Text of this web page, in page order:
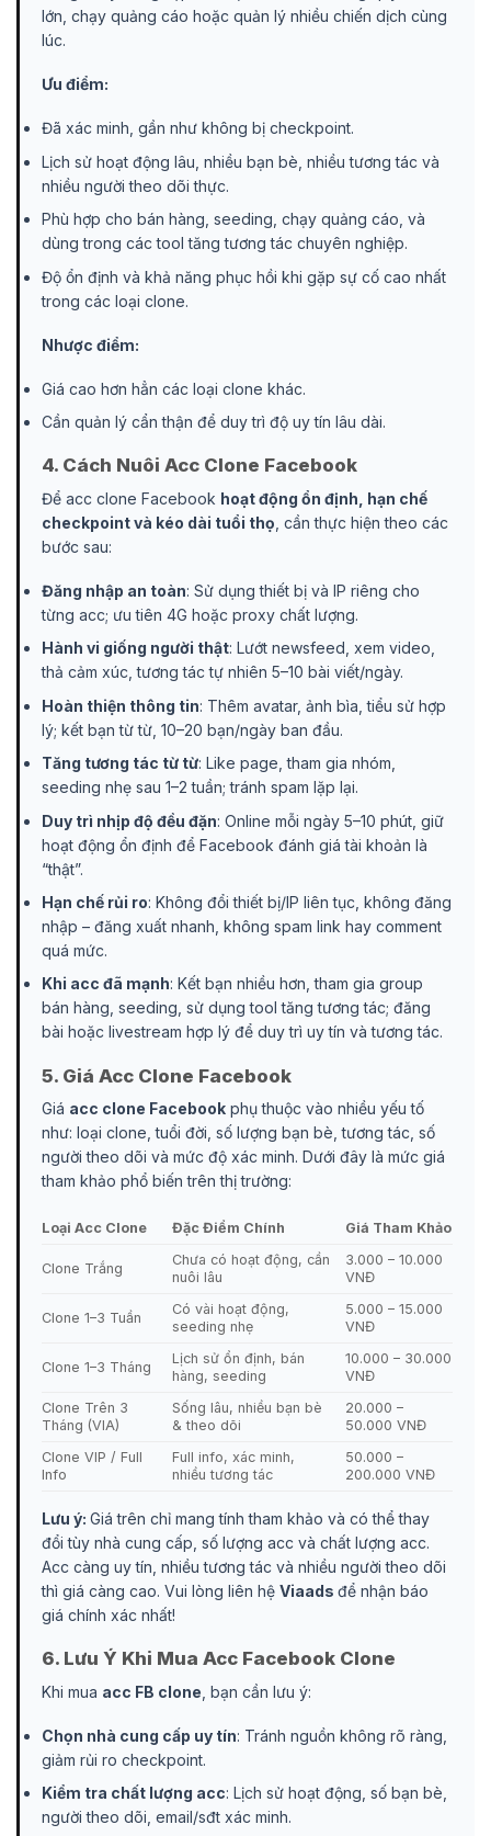
lớn, chạy quảng cáo hoặc quản lý nhiều chiến dịch cùng
lúc.
Ưu điểm:
Đã xác minh, gần như không bị checkpoint.
Lịch sử hoạt động lâu, nhiều bạn bè, nhiều tương tác và
nhiều người theo dõi thực.
Phù hợp cho bán hàng, seeding, chạy quảng cáo, và
dùng trong các tool tăng tương tác chuyên nghiệp.
Độ ổn định và khả năng phục hồi khi gặp sự cố cao nhất
trong các loại clone.
Nhược điểm:
Giá cao hơn hẳn các loại clone khác.
Cần quản lý cẩn thận để duy trì độ uy tín lâu dài.
4. Cách Nuôi Acc Clone Facebook
Để acc clone Facebook hoạt động ổn định, hạn chế
checkpoint và kéo dài tuổi thọ , cần thực hiện theo các
bước sau:
Đăng nhập an toàn: Sử dụng thiết bị và IP riêng cho
từng acc; ưu tiên 4G hoặc proxy chất lượng.
Hành vi giống người thật: Lướt newsfeed, xem video,
thả cảm xúc, tương tác tự nhiên 5–10 bài viết/ngày.
Hoàn thiện thông tin: Thêm avatar, ảnh bìa, tiểu sử hợp
lý; kết bạn từ từ, 10–20 bạn/ngày ban đầu.
Tăng tương tác từ từ: Like page, tham gia nhóm,
seeding nhẹ sau 1–2 tuần; tránh spam lặp lại.
Duy trì nhịp độ đều đặn: Online mỗi ngày 5–10 phút, giữ
hoạt động ổn định để Facebook đánh giá tài khoản là
“thật”.
Hạn chế rủi ro: Không đổi thiết bị/IP liên tục, không đăng
nhập – đăng xuất nhanh, không spam link hay comment
quá mức.
Khi acc đã mạnh: Kết bạn nhiều hơn, tham gia group
bán hàng, seeding, sử dụng tool tăng tương tác; đăng
bài hoặc livestream hợp lý để duy trì uy tín và tương tác.
5. Giá Acc Clone Facebook
Giá acc clone Facebook phụ thuộc vào nhiều yếu tố
như: loại clone, tuổi đời, số lượng bạn bè, tương tác, số
người theo dõi và mức độ xác minh. Dưới đây là mức giá
tham khảo phổ biến trên thị trường:
Loại Acc Clone Đặc Điểm Chính Giá Tham Khảo
Clone Trắng
Chưa có hoạt động, cần
nuôi lâu
3.000 – 10.000
VNĐ
Clone 1–3 Tuần
Có vài hoạt động,
seeding nhẹ
5.000 – 15.000
VNĐ
Clone 1–3 Tháng
Lịch sử ổn định, bán
hàng, seeding
10.000 – 30.000
VNĐ
Clone Trên 3
Tháng (VIA)
Sống lâu, nhiều bạn bè
& theo dõi
20.000 –
50.000 VNĐ
Clone VIP / Full
Info
Full info, xác minh,
nhiều tương tác
50.000 –
200.000 VNĐ
Lưu ý: Giá trên chỉ mang tính tham khảo và có thể thay
đổi tùy nhà cung cấp, số lượng acc và chất lượng acc.
Acc càng uy tín, nhiều tương tác và nhiều người theo dõi
thì giá càng cao. Vui lòng liên hệ Viaads để nhận báo
giá chính xác nhất!
6. Lưu Ý Khi Mua Acc Facebook Clone
Khi mua acc FB clone , bạn cần lưu ý:
Chọn nhà cung cấp uy tín: Tránh nguồn không rõ ràng,
giảm rủi ro checkpoint.
Kiểm tra chất lượng acc: Lịch sử hoạt động, số bạn bè,
người theo dõi, email/sđt xác minh.